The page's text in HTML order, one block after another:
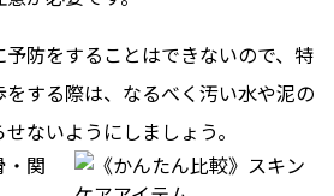
防をすることはできないので、特
する際は、なるべく汚い水や泥の
ないようにしましょう。